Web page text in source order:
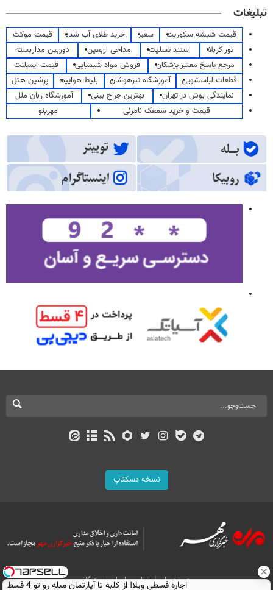
تبلیغات
قیمت شیشه سکوریت سفیر خرید طلای آب شده
قیمت موکت
تور کربلا
استند تسلیت مداحی اربعین
دوربین مداربسته
مرجع پاسخ معتبر پزشکان
فروش مواد شیمیایی
قیمت ایمپلنت
قطعات لباسشویی
آموزشگاه تیزهوشان بلیط هواپیما
پرشین هتل
نمایندگی بوش در تهران
بهترین جراح بینی
آموزشگاه زبان ملل
قیمت و خرید سمعک نامرئی
مهرینو
نسخه دسکتاپ
درباره ما تماس با ما بازرگانی اجاره‌ قسطی ویلا! از کلبه تا آپارتمان مبله رو تو 4 قسط